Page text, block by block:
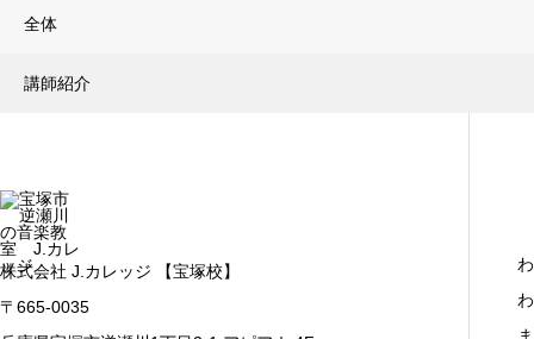
全体
講師紹介
株式会社 J.カレッジ 【宝塚校】
〒665-0035